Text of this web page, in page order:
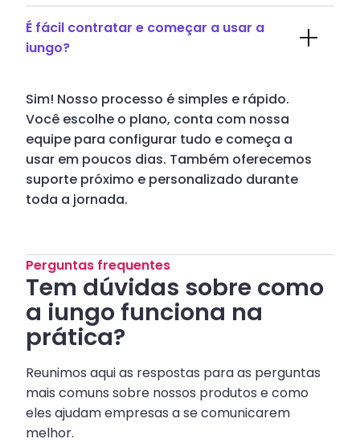
Perguntas frequentes
Tem dúvidas sobre como
a iungo funciona na
prática?
Reunimos aqui as respostas para as perguntas
mais comuns sobre nossos produtos e como
eles ajudam empresas a se comunicarem
melhor.
É fácil contratar e começar a usar a
iungo?
Sim! Nosso processo é simples e rápido.
Você escolhe o plano, conta com nossa
equipe para configurar tudo e começa a
usar em poucos dias. Também oferecemos
suporte próximo e personalizado durante
toda a jornada.